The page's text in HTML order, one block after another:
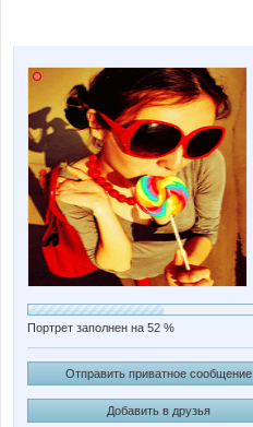
Портрет заполнен на 52 %
Отправить приватное сообщение
Добавить в друзья